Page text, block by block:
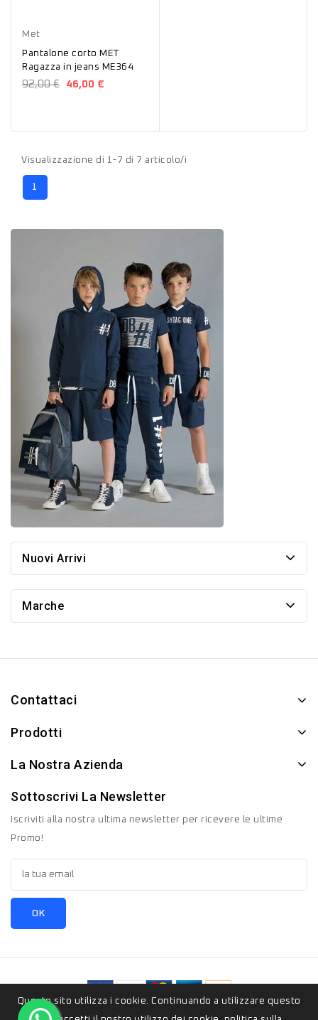
Met
Pantalone corto MET
Ragazza in jeans ME364
92,00 € 46,00 €
Visualizzazione di 1-7 di 7 articolo/i
1
Nuovi Arrivi
Marche
Contattaci
Prodotti
La Nostra Azienda
Sottoscrivi La Newsletter
Iscriviti alla nostra ultima newsletter per ricevere le ultime
Promo!
Questo sito utilizza i cookie. Continuando a utilizzare questo
© 2026 - ZeroSedici.eu è un marchio appartenete al gruppo